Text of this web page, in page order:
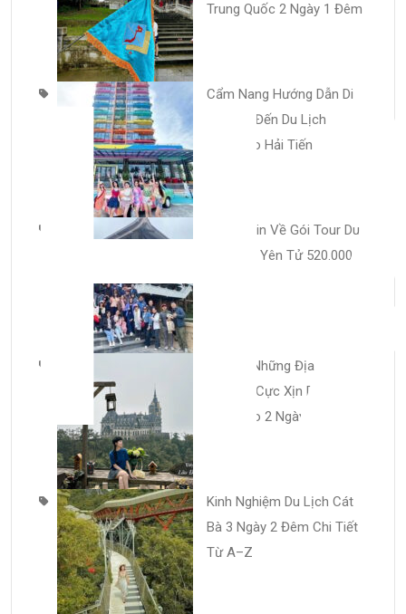
Trung Quốc 2 Ngày 1 Đêm
Cẩm Nang Hướng Dẫn Di
Chuyển Đến Du Lịch
Flamingo Hải Tiến
Thông Tin Về Gói Tour Du
Lịch Tây Yên Tử 520.000đ
Review Những Địa Điểm
Lưu Trú Cực Xịn Du Lịch
Tam Đảo 2 Ngày 1 Đêm
Kinh Nghiệm Du Lịch Cát
Bà 3 Ngày 2 Đêm Chi Tiết
Từ A–Z